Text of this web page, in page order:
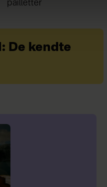
giver stor frihed ikke at
De kendte